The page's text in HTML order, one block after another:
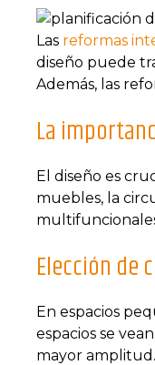
Las reformas
diseño puede
Además, las
La
El diseño es
muebles, la
Elección de
En espacios
espacios se
mayor